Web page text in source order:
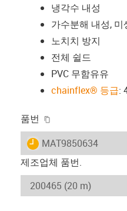
냉각수 내성
가수분해 내성, 미
노치치 방지
전체 쉴드
PVC 무함유유
chainflex® 등급:
품번
igus-icon-lieferzeit
MAT9850634
제조업체 품번.